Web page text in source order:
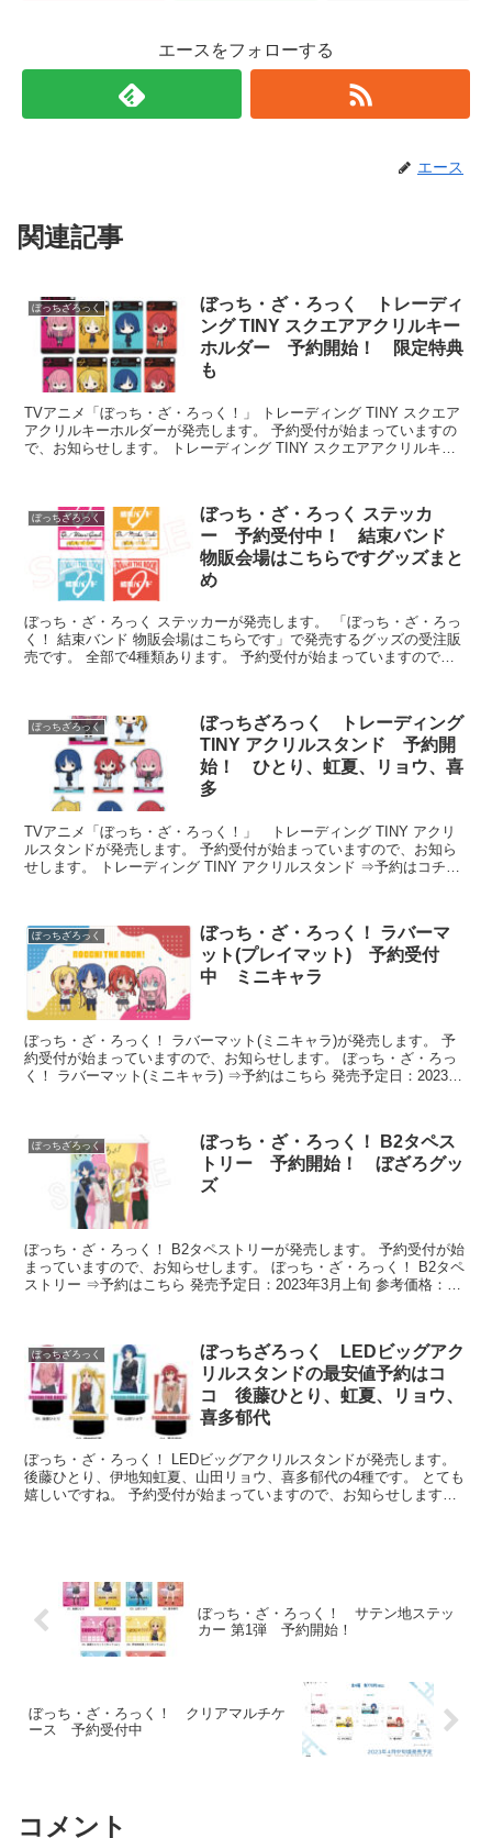
エースをフォローする
エース
関連記事
ぼっちざろっく
ぼっち・ざ・ろっく トレーディ
ング TINY スクエアアクリルキー
ホルダー 予約開始！ 限定特典
も
TVアニメ「ぼっち・ざ・ろっく！」 トレーディング TINY スクエア
アクリルキーホルダーが発売します。 予約受付が始まっていますの
で、お知らせします。 トレーディング TINY スクエアアクリルキー
ぼっちざろっく
ぼっち・ざ・ろっく ステッカ
ー 予約受付中！ 結束バンド
物販会場はこちらですグッズまと
め
ぼっち・ざ・ろっく ステッカーが発売します。 「ぼっち・ざ・ろっ
く！ 結束バンド 物販会場はこちらです」で発売するグッズの受注販
売です。 全部で4種類あります。 予約受付が始まっていますので、
ぼっちざろっく
ぼっちざろっく トレーディング
TINY アクリルスタンド 予約開
始！ ひとり、虹夏、リョウ、喜
多
TVアニメ「ぼっち・ざ・ろっく！」 トレーディング TINY アクリ
ルスタンドが発売します。 予約受付が始まっていますので、お知ら
せします。 トレーディング TINY アクリルスタンド ⇒予約はコチラ
ぼっちざろっく
ぼっち・ざ・ろっく！ ラバーマ
ット(プレイマット) 予約受付
中 ミニキャラ
ぼっち・ざ・ろっく！ ラバーマット(ミニキャラ)が発売します。 予
約受付が始まっていますので、お知らせします。 ぼっち・ざ・ろっ
く！ ラバーマット(ミニキャラ) ⇒予約はこちら 発売予定日：2023年
ぼっちざろっく
ぼっち・ざ・ろっく！ B2タペス
トリー 予約開始！ ぼざろグッ
ズ
ぼっち・ざ・ろっく！ B2タペストリーが発売します。 予約受付が始
まっていますので、お知らせします。 ぼっち・ざ・ろっく！ B2タペ
ストリー ⇒予約はこちら 発売予定日：2023年3月上旬 参考価格：
ぼっちざろっく
ぼっちざろっく LEDビッグアク
リルスタンドの最安値予約はコ
コ 後藤ひとり、虹夏、リョウ、
喜多郁代
ぼっち・ざ・ろっく！ LEDビッグアクリルスタンドが発売します。
後藤ひとり、伊地知虹夏、山田リョウ、喜多郁代の4種です。 とても
嬉しいですね。 予約受付が始まっていますので、お知らせします。
ぼっち・ざ・ろっく！ サテン地ステッ
カー 第1弾 予約開始！
ぼっち・ざ・ろっく！ クリアマルチケ
ース 予約受付中
コメント